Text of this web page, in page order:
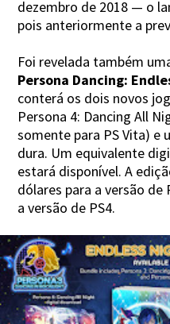
dezembro de 2018 — o
pois anteriormente a
Foi revelada também
Persona Dancing:
conterá os dois novos
Persona 4: Dancing All
somente para PS Vita) e
dura. Um equivalente
estará disponível. A
dólares para a versão de
a versão de PS4.